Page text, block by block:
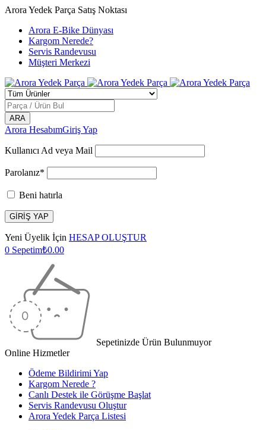
Arora Yedek Parça Satış Noktası
Arora E-Bike Dünyası
Kargom Nerede?
Servis Randevusu
Müşteri Merkezi
Arora HesabımGiriş Yap
Kullanıcı Ad veya Mail
Parolanız*
Beni hatırla
Yeni Üyelik İçin HESAP OLUŞTUR
0 Sepetim₺0.00
Sepetinizde Ürün Bulunmuyor
Online Hizmetler
Ödeme Bildirimi Yap
Kargom Nerede ?
Canlı Destek ile Görüşme Başlat
Servis Randevusu Oluştur
Arora Yedek Parça Listesi